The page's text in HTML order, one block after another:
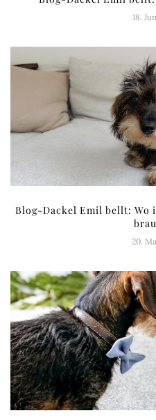
18.
Blog-Dackel Emil bellt: Wo
20.